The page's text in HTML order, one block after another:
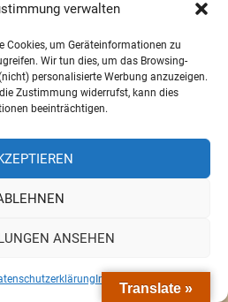
verwalten
Cookies, um Geräteinformationen zu
Wir tun dies, um das Browsing-
personalisierte Werbung anzuzeigen.
Zustimmung widerrufst, kann dies
beeinträchtigen.
ANSEHEN
Impressum
Volunteers momentan bei
Gastgeber, der einfach
kennenzulernen. Eine
Das ist so eine Sache, die
Unverhofft ergeben sich
Dingen dann doch schöne
Gastgeber Freddy geht es auf
Translate »